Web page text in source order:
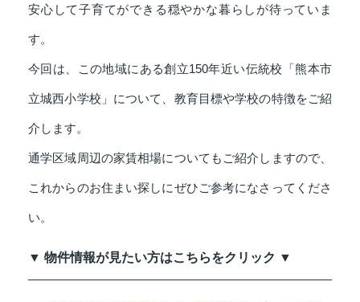
安心して子育てができる穏やかな暮らしが待っていま
す。
今回は、この地域にある創立150年近い伝統校「熊本市
立城西小学校」について、教育目標や学校の特徴をご紹
介します。
通学区域周辺の家賃相場についてもご紹介しますので、
これからのお住まい探しにぜひご参考になさってくださ
い。
▼ 物件情報が見たい方はこちらをクリック ▼